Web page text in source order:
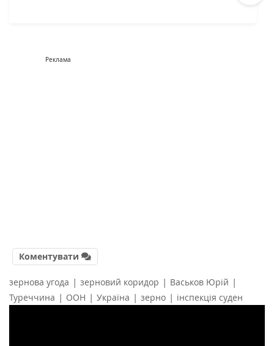
Реклама
Коментувати
зернова угода | зерновий коридор | Васьков Юрій |
Туреччина | ООН | Україна | зерно | інспекція суден